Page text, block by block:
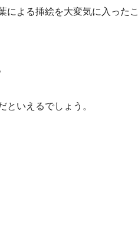
による挿絵を大変気に入ったこ
いえるでしょう。